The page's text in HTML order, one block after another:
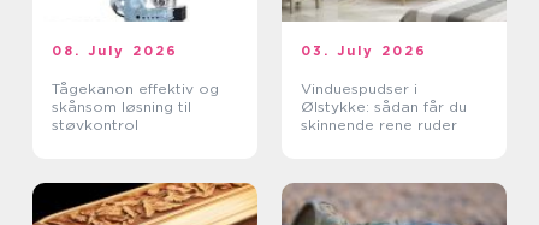
08. July 2026
Tågekanon effektiv og
skånsom løsning til
støvkontrol
03. July 2026
Vinduespudser i
Ølstykke: sådan får du
skinnende rene ruder